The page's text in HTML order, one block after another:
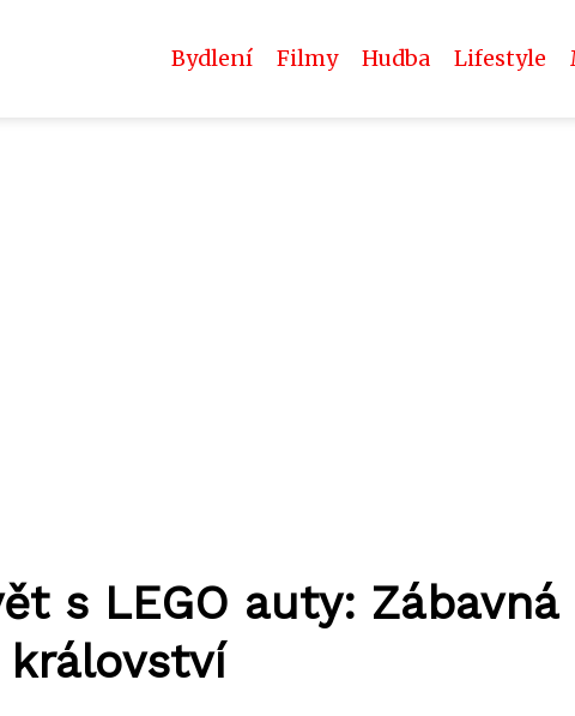
Bydlení Filmy Hudba Lifestyle
s LEGO auty: Zábavná